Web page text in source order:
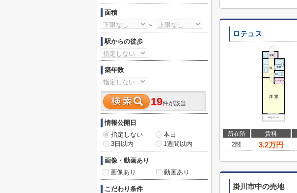
ロテュス
所在階 賃料
2階
3.2万円
掛川市中の売地
面積
～
駅からの徒歩
築年数
19件が該当
情報公開日
指定しない
本日
3日以内
1週間以内
画像・動画あり
画像あり
動画あり
こだわり条件